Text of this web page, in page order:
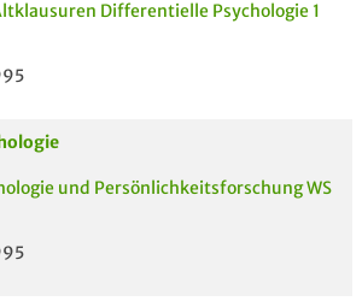
Differentielle Psychologie 1
und Persönlichkeitsforschung WS